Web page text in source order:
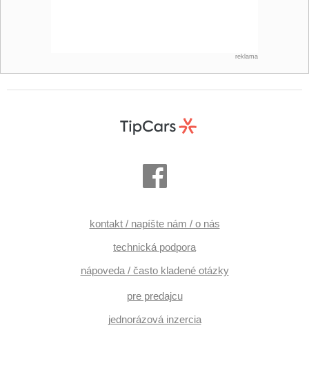
reklama
kontakt / napíšte nám / o nás
technická podpora
nápoveda / často kladené otázky
pre predajcu
jednorázová inzercia